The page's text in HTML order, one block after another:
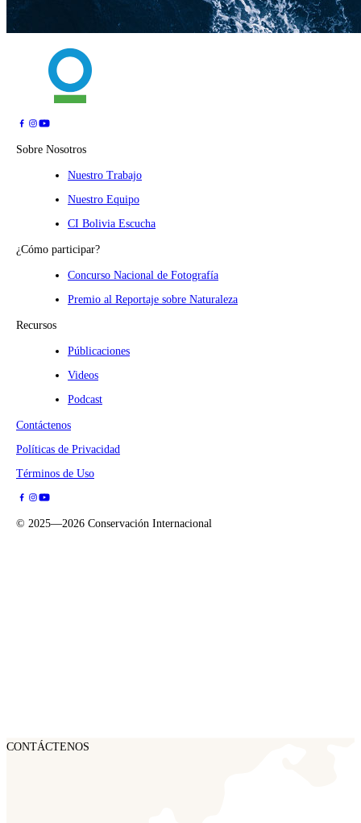
Sobre Nosotros
Nuestro Trabajo
Nuestro Equipo
CI Bolivia Escucha
¿Cómo participar?
Concurso Nacional de Fotografía
Premio al Reportaje sobre Naturaleza
Recursos
Públicaciones
Videos
Podcast
Contáctenos
Políticas de Privacidad
Términos de Uso
© 2025—2026 Conservación Internacional
CONTÁCTENOS